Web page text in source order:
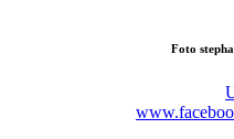
Foto